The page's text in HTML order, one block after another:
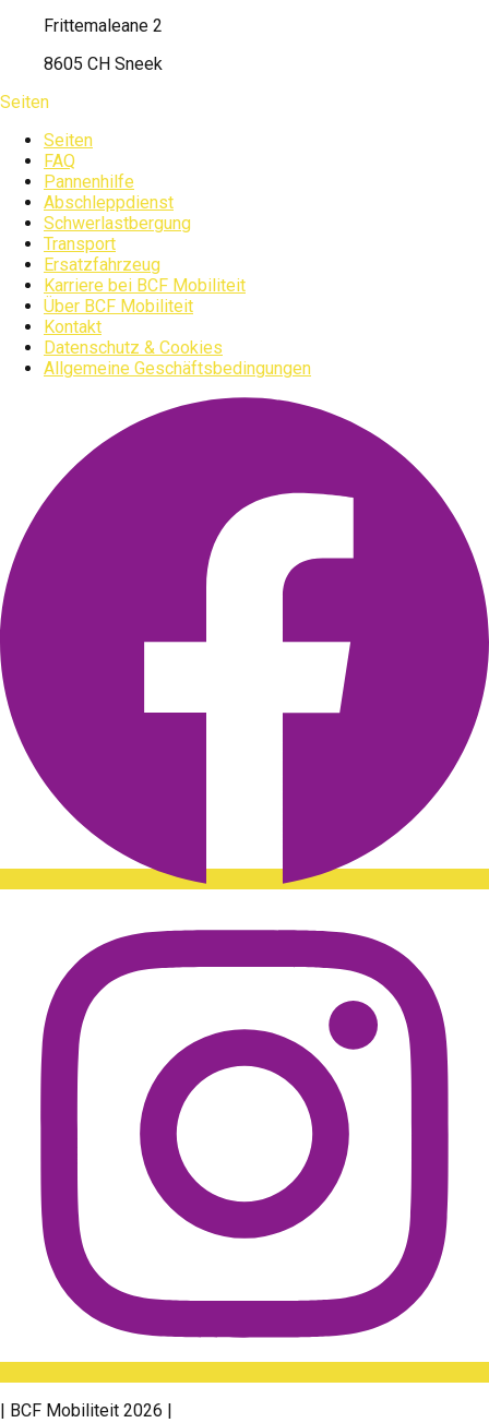
Frittemaleane 2
8605 CH Sneek
Seiten
Seiten
FAQ
Pannenhilfe
Abschleppdienst
Schwerlastbergung
Transport
Ersatzfahrzeug
Karriere bei BCF Mobiliteit
Über BCF Mobiliteit
Kontakt
Datenschutz & Cookies
Allgemeine Geschäftsbedingungen
| BCF Mobiliteit 2026 |